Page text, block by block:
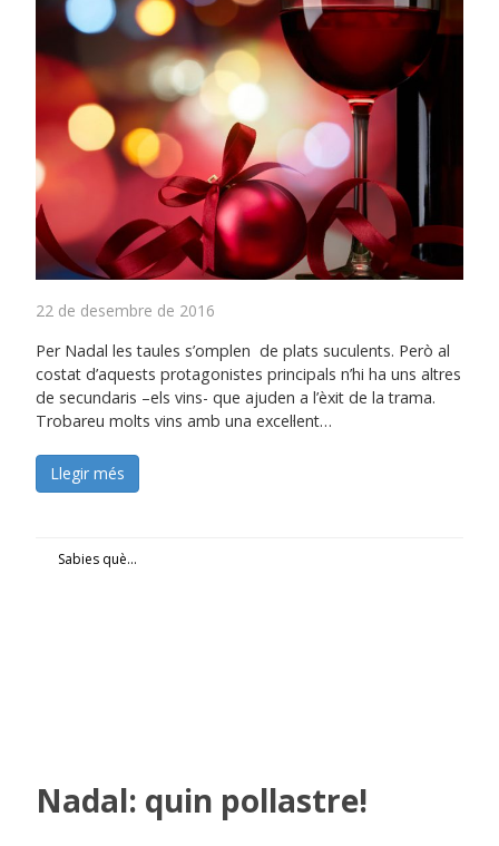
22 de desembre de 2016
Per Nadal les taules s’omplen de plats suculents. Però al
costat d’aquests protagonistes principals n’hi ha uns altres
de secundaris –els vins- que ajuden a l’èxit de la trama.
Trobareu molts vins amb una excel·lent…
Llegir més
Sabies què...
Nadal: quin pollastre!